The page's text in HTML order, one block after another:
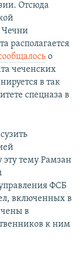
Отсюда
Чечни
располагается
о
чеченских
в так
спецназа в
эту тему Рамзан
ФСБ
включенных в
в
к ним